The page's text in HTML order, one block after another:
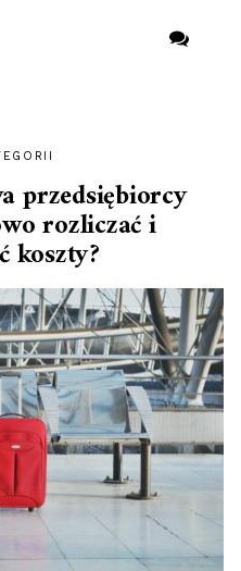
przedsiębiorcy
rozliczać i
koszty?